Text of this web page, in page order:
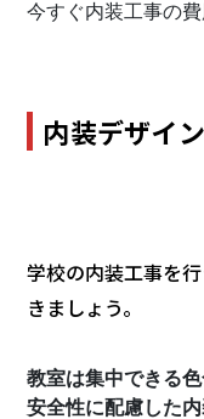
今すぐ内装工事の
内装デザイ
学校の内装工事を
きましょう。
教室は集中できる
安全性に配慮した